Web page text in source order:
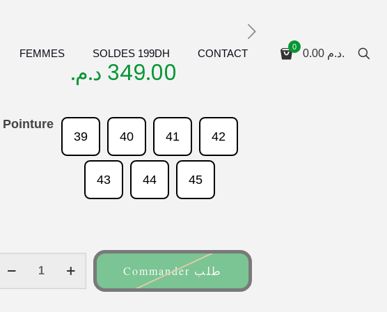
FEMMES SOLDES 199DH CONTACT
0
0.00 د.م.
349.00 د.م.
Pointure
39
40 41 42
43 44 45
Commander طلب